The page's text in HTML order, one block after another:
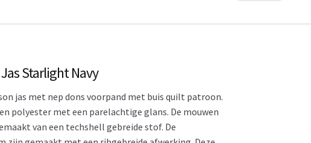
Starlight Navy
jas met nep dons voorpand met buis quilt patroon.
polyester met een parelachtige glans. De mouwen
van een techshell gebreide stof. De